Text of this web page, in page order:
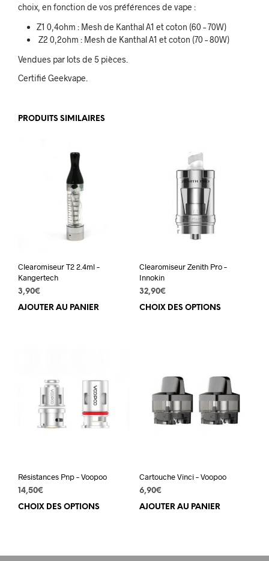
choix, en fonction de vos préférences de vape :
Z1 0,4ohm : Mesh de Kanthal A1 et coton (60 – 70W)
Z2 0,2ohm : Mesh de Kanthal A1 et coton (70 – 80W)
Vendues par lots de 5 pièces.
Certifié Geekvape.
PRODUITS SIMILAIRES
Clearomiseur T2 2.4ml –
Kangertech
3,90€
AJOUTER AU PANIER
Clearomiseur Zenith Pro –
Innokin
32,90€
CHOIX DES OPTIONS
Résistances Pnp – Voopoo
14,50€
CHOIX DES OPTIONS
Ce
variations.
Cartouche Vinci – Voopoo
6,90€
AJOUTER AU PANIER